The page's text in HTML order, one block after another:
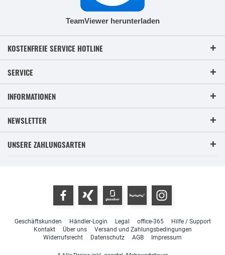
TeamViewer herunterladen
KOSTENFREIE SERVICE HOTLINE
SERVICE
INFORMATIONEN
NEWSLETTER
UNSERE ZAHLUNGSARTEN
Geschäftskunden Händler-Login Legal office-365
Hilfe / Support
Kontakt
Über uns
Versand und Zahlungsbedingungen
Widerrufsrecht
Datenschutz AGB Impressum